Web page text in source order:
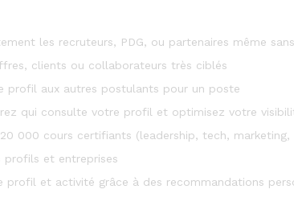
les recruteurs, PDG, ou partenaires même
clients ou collaborateurs très ciblés
profil aux autres postulants pour un poste
qui consulte votre profil et optimisez votre
000 cours certifiants (leadership, tech, marketing,
profils et entreprises
profil et activité grâce à des recommandations